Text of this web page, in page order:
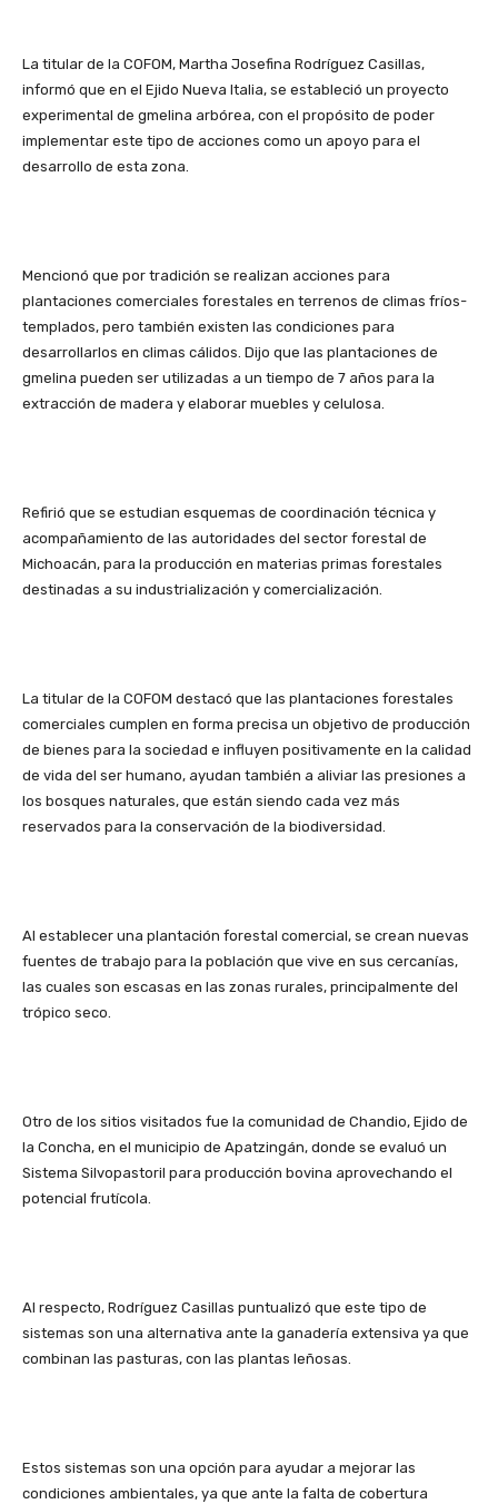
La titular de la COFOM, Martha Josefina Rodríguez Casillas,
informó que en el Ejido Nueva Italia, se estableció un proyecto
experimental de gmelina arbórea, con el propósito de poder
implementar este tipo de acciones como un apoyo para el
desarrollo de esta zona.
Mencionó que por tradición se realizan acciones para
plantaciones comerciales forestales en terrenos de climas fríos-
templados, pero también existen las condiciones para
desarrollarlos en climas cálidos. Dijo que las plantaciones de
gmelina pueden ser utilizadas a un tiempo de 7 años para la
extracción de madera y elaborar muebles y celulosa.
Refirió que se estudian esquemas de coordinación técnica y
acompañamiento de las autoridades del sector forestal de
Michoacán, para la producción en materias primas forestales
destinadas a su industrialización y comercialización.
La titular de la COFOM destacó que las plantaciones forestales
comerciales cumplen en forma precisa un objetivo de producción
de bienes para la sociedad e influyen positivamente en la calidad
de vida del ser humano, ayudan también a aliviar las presiones a
los bosques naturales, que están siendo cada vez más
reservados para la conservación de la biodiversidad.
Al establecer una plantación forestal comercial, se crean nuevas
fuentes de trabajo para la población que vive en sus cercanías,
las cuales son escasas en las zonas rurales, principalmente del
trópico seco.
Otro de los sitios visitados fue la comunidad de Chandio, Ejido de
la Concha, en el municipio de Apatzingán, donde se evaluó un
Sistema Silvopastoril para producción bovina aprovechando el
potencial frutícola.
Al respecto, Rodríguez Casillas puntualizó que este tipo de
sistemas son una alternativa ante la ganadería extensiva ya que
combinan las pasturas, con las plantas leñosas.
Estos sistemas son una opción para ayudar a mejorar las
condiciones ambientales, ya que ante la falta de cobertura